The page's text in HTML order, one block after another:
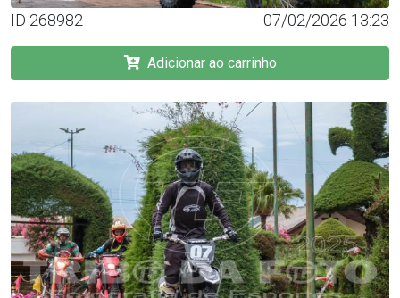
ID 268982 07/02/2026 13:23
Adicionar ao carrinho